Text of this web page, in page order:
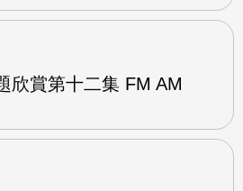
欣賞第十二集 FM AM